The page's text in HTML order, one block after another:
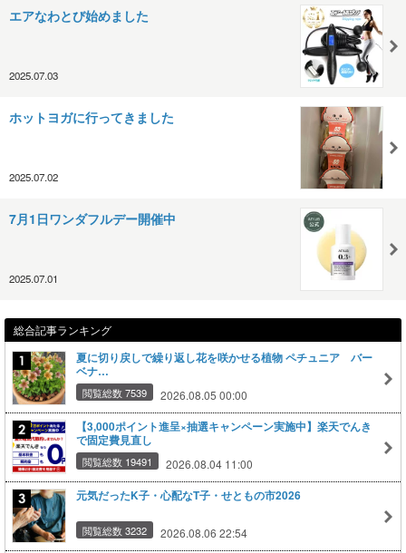
エアなわとび始めました
2025.07.03
ホットヨガに行ってきました
2025.07.02
7月1日ワンダフルデー開催中
2025.07.01
総合記事ランキング
夏に切り戻しで繰り返し花を咲かせる植物 ペチュニア バー
ベナ…
閲覧総数 7539 2026.08.05 00:00
【3,000ポイント進呈×抽選キャンペーン実施中】楽天でんき
で固定費見直し
閲覧総数 19491 2026.08.04 11:00
元気だったK子・心配なT子・せともの市2026
閲覧総数 3232 2026.08.06 22:54